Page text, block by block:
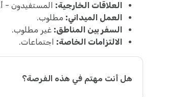
العلاقات الخارجية: المستفيدون -
العمل الميداني: مطلوب.
السفر بين المناطق: غير مطلوب.
الالتزامات الخاصة: اجتماعات.
هل أنت مهتم في هذه الفرصة؟